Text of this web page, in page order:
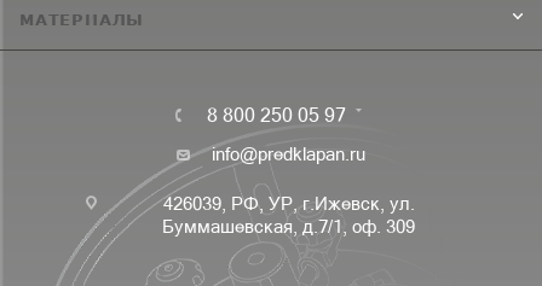
МАТЕРИАЛЫ
8 800 250 05 97
info@predklapan.ru
426039, РФ, УР, г.Ижевск, ул.
Буммашевская, д.7/1, оф. 309